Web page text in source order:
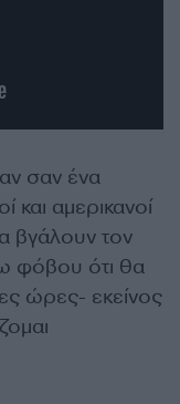
σαν ένα
και αμερικανοί
βγάλουν τον
φόβου ότι θα
ώρες- εκείνος